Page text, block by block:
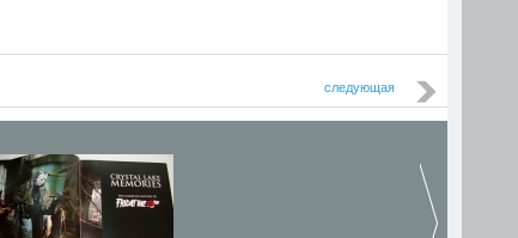
следующая